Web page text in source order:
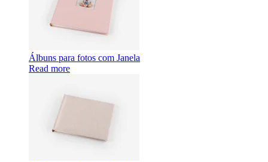
Álbuns para fotos com Janela
Read more